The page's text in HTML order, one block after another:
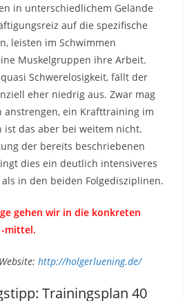
in unterschiedlichem Gelände
auf die spezifische
leisten im Schwimmen
Muskelgruppen ihre Arbeit.
Schwerelosigkeit, fällt der
eher niedrig aus. Zwar mag
anstrengen, ein Krafttraining im
ist das aber bei weitem nicht.
der bereits beschriebenen
dies ein deutlich intensiveres
in den beiden Folgedisziplinen.
gehen wir in die konkreten
mittel.
http://holgerluening.de/
Trainingsplan 40